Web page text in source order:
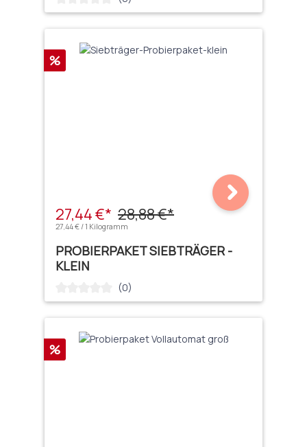
Rabatt
%
27,44 €* 28,88 €*
27,44 € / 1 Kilogramm
PROBIERPAKET SIEBTRÄGER -
KLEIN
Durchschnittliche Bewertung von 0 von 5 Sternen
(0)
Rabatt
%